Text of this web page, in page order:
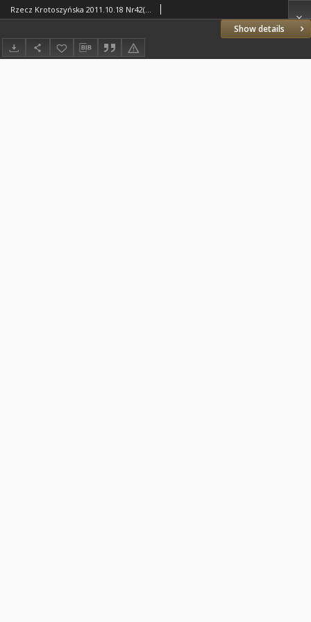
Show details
Rzecz Krotoszyńska 2011.10.18 Nr42(860)